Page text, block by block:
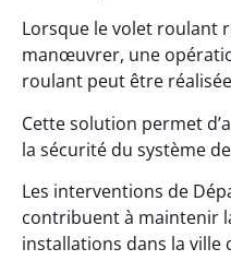
Lorsque le volet roulant
manœuvrer, une
roulant peut être
Cette solution permet
la sécurité du système
Les interventions de
contribuent à maintenir
installations dans la ville